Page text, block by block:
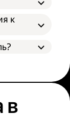
к
в